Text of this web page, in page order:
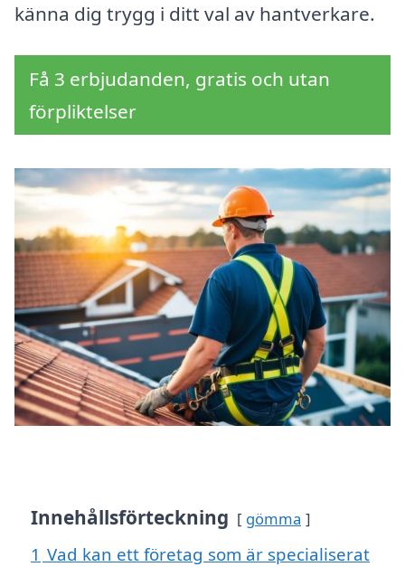
känna dig trygg i ditt val av hantverkare.
Få 3 erbjudanden, gratis och utan
förpliktelser
Innehållsförteckning gömma
1 Vad kan ett företag som är specialiserat